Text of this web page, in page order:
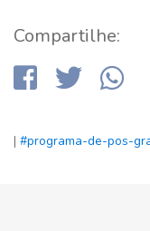
Compartilhe:
| #programa-de-pos-